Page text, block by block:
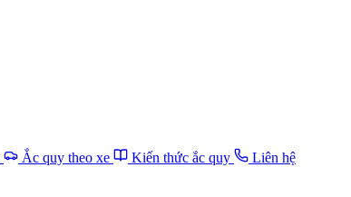
Ắc quy theo xe Kiến thức ắc quy
Liên hệ